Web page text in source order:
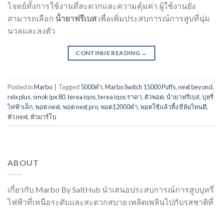
โจทย์ทั้งการใช้งานที่สะดวกและความคุ้มค่า ผู้ใช้งานยัง
สามารถเลือก น้ํายาฟรีเบส เพื่อเพิ่มประสบการณ์การสูบที่นุ่ม
นวลและลงตัว
CONTINUE READING →
Posted inMarbo Tagged 5000คำ,Marbo Switch 15000 Puffs,next beyond,
relx plus, smok ipx 80,terea iqos,terea iqos ราคา, ตัวพอต,น้ํายาฟรีเบส,บุหรี่
ไฟฟ้าเล็ก,พอต next,พอต next pro,พอต12000คํา,พอตใช้แล้วทิ้ง ยี่ห้อไหนดี,
หัว next,หัวมาร์โบ
ABOUT
เกี่ยวกับ Marbo By SaltHub นำเสนอประสบการณ์การสูบบุหรี่
ไฟฟ้าที่เหนือระดับและสะดวกสบาย เพลิดเพลินไปกับรสชาติที่